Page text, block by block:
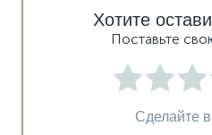
Хотите
Поставьте
Сделайте